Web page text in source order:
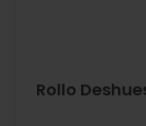
Rollo